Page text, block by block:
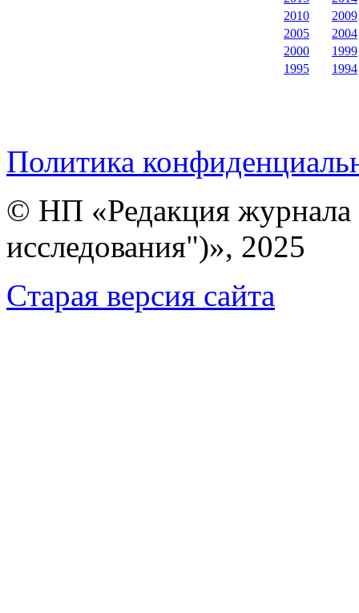
2010
2009
2005
2004
2000
1999
1995
1994
Политика
© НП «Редакция
исследования")», 2025
Cтарая версия сайта